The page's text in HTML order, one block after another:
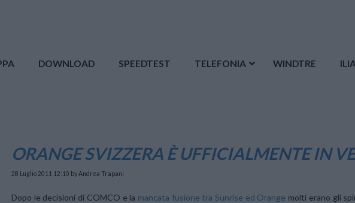
DOWNLOAD SPEEDTEST TELEFONIA WINDTRE
ORANGE SVIZZERA È UFFICIALMENTE IN
28 Luglio 2011 12:10 by Andrea Trapani
Dopo le decisioni di COMCO e la mancata fusione tra Sunrise ed Orange molti erano gli